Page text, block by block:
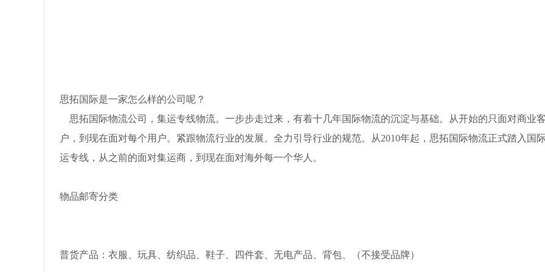
思拓国际是一家怎么样的公司呢？
思拓国际物流公司，集运专线物流。一步步走过来，有着十几年国际物流的沉淀与基础。从开始的只面对商业
户，到现在面对每个用户。紧跟物流行业的发展。全力引导行业的规范。从2010年起，思拓国际物流正式踏入国
运专线，从之前的面对集运商，到现在面对海外每一个华人。
物品邮寄分类
普货产品：衣服、玩具、纺织品、鞋子、四件套、无电产品、背包、（不接受品牌）